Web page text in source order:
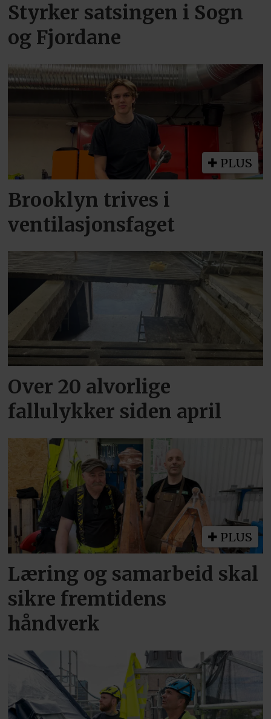
Styrker satsingen i Sogn
og Fjordane
PLUS
Brooklyn trives i
ventilasjonsfaget
Over 20 alvorlige
fallulykker siden april
PLUS
Læring og samarbeid skal
sikre fremtidens
håndverk